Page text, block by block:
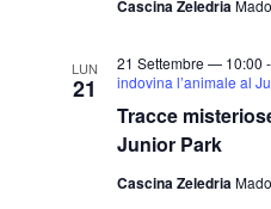
Cascina Zeledria
LUN
21
Tracce
Junior Park
21 Settembre — 10:00 -
indovina l’animale al
Cascina Zeledria